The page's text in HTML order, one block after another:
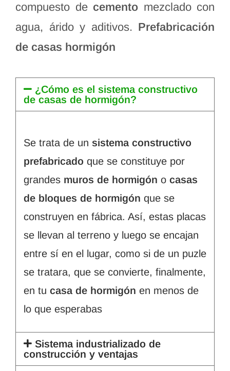
compuesto de cemento mezclado con
agua, árido y aditivos. Prefabricación
de casas hormigón
¿Cómo es el sistema constructivo
de casas de hormigón?
Se trata de un sistema constructivo
prefabricado que se constituye por
grandes muros de hormigón o casas
de bloques de hormigón que se
construyen en fábrica. Así, estas placas
se llevan al terreno y luego se encajan
entre sí en el lugar, como si de un puzle
se tratara, que se convierte, finalmente,
en tu casa de hormigón en menos de
lo que esperabas
Sistema industrializado de
construcción y ventajas